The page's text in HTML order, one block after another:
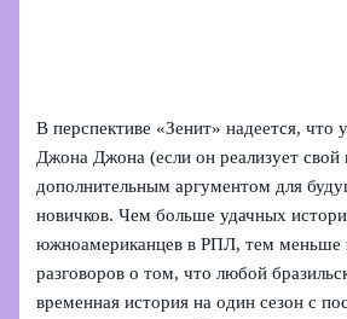
В перспективе «Зенит» надеется,
Джона Джона (если он реализует свой
дополнительным аргументом для
новичков. Чем больше удачных
южноамериканцев в РПЛ, тем меньше
разговоров о том, что любой
временная история на один сезон с